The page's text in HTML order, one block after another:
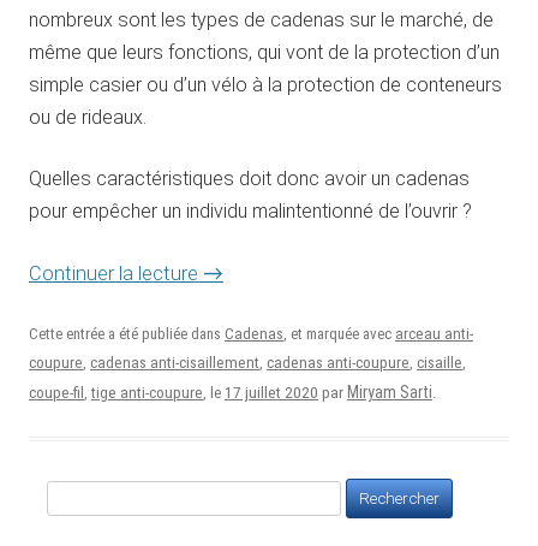
nombreux sont les types de cadenas sur le marché, de
même que leurs fonctions, qui vont de la protection d’un
simple casier ou d’un vélo à la protection de conteneurs
ou de rideaux.
Quelles caractéristiques doit donc avoir un cadenas
pour empêcher un individu malintentionné de l’ouvrir ?
Continuer la lecture →
Cette entrée a été publiée dans Cadenas, et marquée avec arceau anti-
coupure, cadenas anti-cisaillement, cadenas anti-coupure, cisaille,
coupe-fil ,tige anti-coupure, le 17 juillet 2020 par Miryam Sarti.